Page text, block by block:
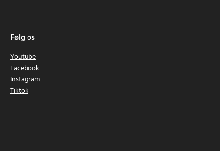
Følg os
Youtube
Facebook
Instagram
Tiktok